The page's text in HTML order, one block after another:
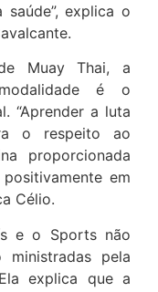
saúde”, explica o
Muay Thai, a
é o
“Aprender a luta
o respeito ao
proporcionada
em
Célio.
e o Sports não
pela
explica que a